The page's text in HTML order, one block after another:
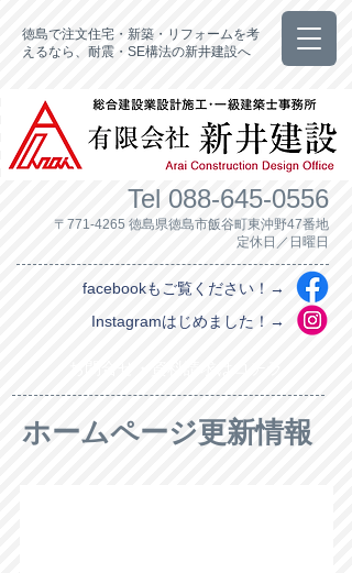
徳島で注文住宅・新築・リフォームを考
えるなら、耐震・SE構法の新井建設へ
Tel 088-645-0556
〒771-4265 徳島県徳島市飯谷町東沖野47番地
定休日／日曜日
facebookもご覧ください！→
Instagramはじめました！→
ホームページ更新情報